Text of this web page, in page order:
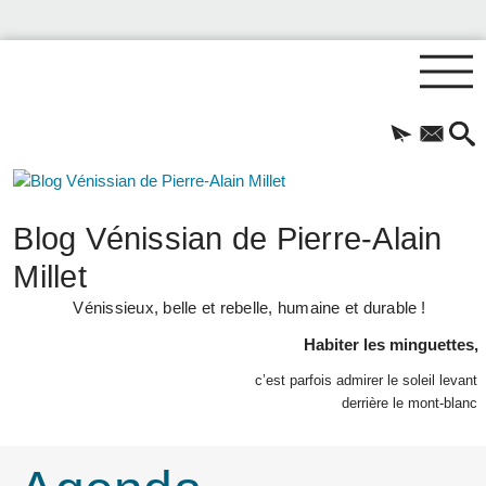
Blog Vénissian de Pierre-Alain
Millet
Vénissieux, belle et rebelle, humaine et durable !
Habiter les minguettes,
c’est parfois admirer le soleil levant
derrière le mont-blanc